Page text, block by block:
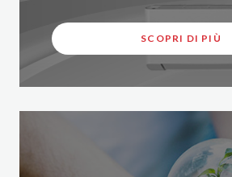
SCOPRI DI PIÙ